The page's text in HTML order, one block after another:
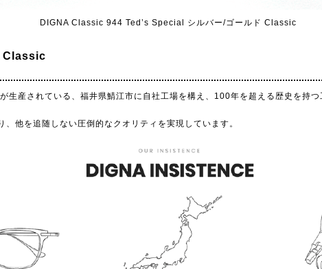
DIGNA Classic 944 Ted’s Special シルバー/ゴールド Classic
Classic
生産されている、福井県鯖江市に自社工場を構え、100年を超える歴史を持
他を追随しない圧倒的なクオリティを実現しています。